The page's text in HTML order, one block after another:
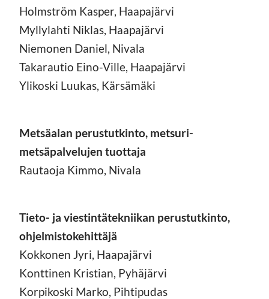
Holmström Kasper, Haapajärvi
Myllylahti Niklas, Haapajärvi
Niemonen Daniel, Nivala
Takarautio Eino-Ville, Haapajärvi
Ylikoski Luukas, Kärsämäki
Metsäalan perustutkinto, metsuri-
metsäpalvelujen tuottaja
Rautaoja Kimmo, Nivala
Tieto- ja viestintätekniikan perustutkinto,
ohjelmistokehittäjä
Kokkonen Jyri, Haapajärvi
Konttinen Kristian, Pyhäjärvi
Korpikoski Marko, Pihtipudas